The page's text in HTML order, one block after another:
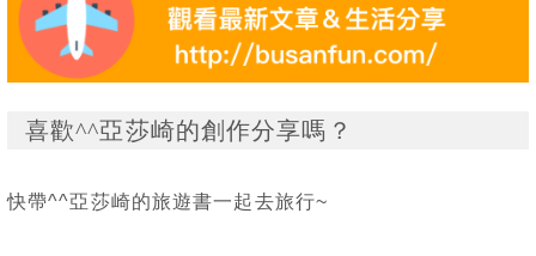
喜歡^^亞莎崎的創作分享嗎？
快帶^^亞莎崎的旅遊書一起去旅行~